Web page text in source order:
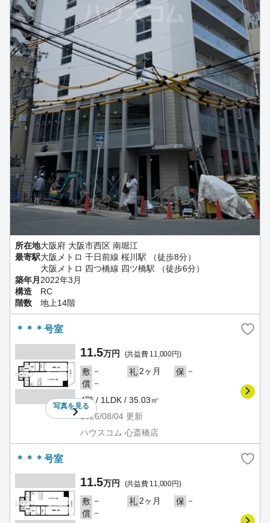
所在地大阪府 大阪市西区 南堀江
最寄駅大阪メトロ 千日前線 桜川駅 （徒歩8分）
大阪メトロ 四つ橋線 四ツ橋駅 （徒歩6分）
築年月 2022年3月
構造
RC
階数
地上14階
＊＊＊号室
写真を見る
11.5万円 (共益費 11,000円)
敷 － 礼2ヶ月 保 －
償 －
4階 / 1LDK / 35.03㎡
2026/08/04 更新
ハウスコム 心斎橋店
＊＊＊号室
11.5万円 (共益費 11,000円)
敷 － 礼2ヶ月 保 －
償 －